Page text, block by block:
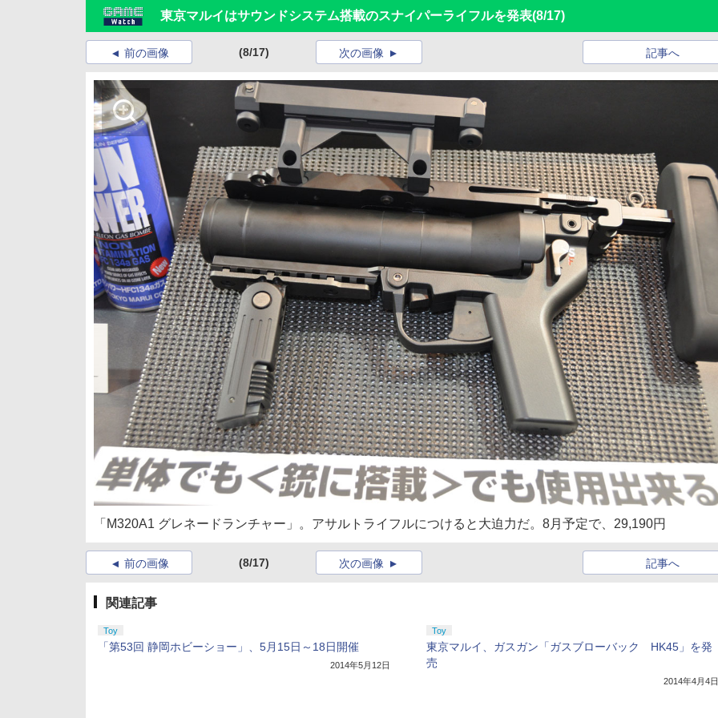
東京マルイはサウンドシステム搭載のスナイパーライフルを発表(8/17)
前の画像 (8/17) 記事へ
次の画像
「M320A1 グレネードランチャー」。アサルトライフルにつけると大迫力だ。8月予定で、29,190円
前の画像 (8/17) 記事へ
次の画像
関連記事
Toy
「第53回 静岡ホビーショー」、5月15日～18日開催
2014年5月12日
Toy
東京マルイ、ガスガン「ガスブローバック HK45」を発
売
2014年4月4日